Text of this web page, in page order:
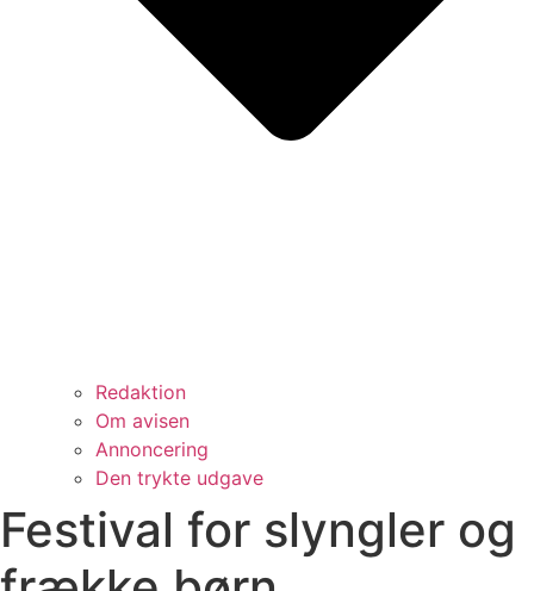
Redaktion
Om avisen
Annoncering
Den trykte udgave
Festival for slyngler og